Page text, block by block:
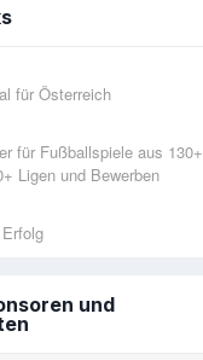
für Österreich
für Fußballspiele aus 130+
Ligen und Bewerben
und